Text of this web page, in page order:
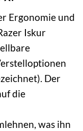
Ergonomie und
Iskur
Der
die
was ihn